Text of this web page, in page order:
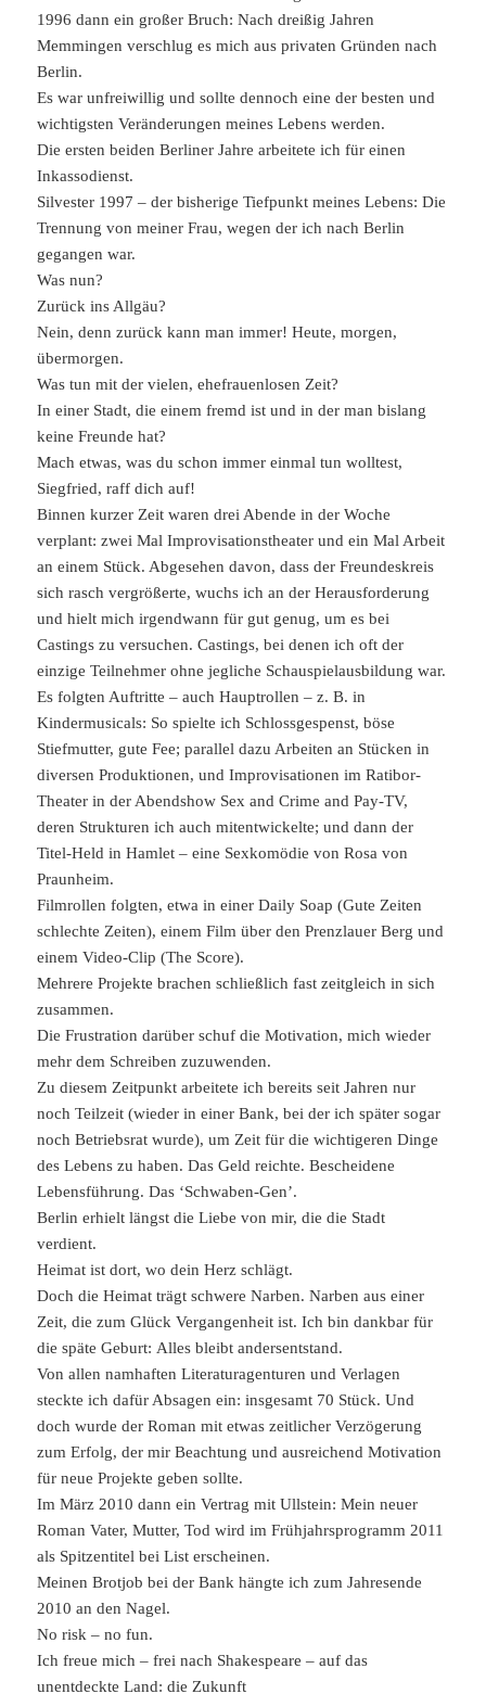
1996 dann ein großer Bruch: Nach dreißig Jahren
Memmingen verschlug es mich aus privaten Gründen nach
Berlin.
Es war unfreiwillig und sollte dennoch eine der besten und
wichtigsten Veränderungen meines Lebens werden.
Die ersten beiden Berliner Jahre arbeitete ich für einen
Inkassodienst.
Silvester 1997 – der bisherige Tiefpunkt meines Lebens: Die
Trennung von meiner Frau, wegen der ich nach Berlin
gegangen war.
Was nun?
Zurück ins Allgäu?
Nein, denn zurück kann man immer! Heute, morgen,
übermorgen.
Was tun mit der vielen, ehefrauenlosen Zeit?
In einer Stadt, die einem fremd ist und in der man bislang
keine Freunde hat?
Mach etwas, was du schon immer einmal tun wolltest,
Siegfried, raff dich auf!
Binnen kurzer Zeit waren drei Abende in der Woche
verplant: zwei Mal Improvisationstheater und ein Mal Arbeit
an einem Stück. Abgesehen davon, dass der Freundeskreis
sich rasch vergrößerte, wuchs ich an der Herausforderung
und hielt mich irgendwann für gut genug, um es bei
Castings zu versuchen. Castings, bei denen ich oft der
einzige Teilnehmer ohne jegliche Schauspielausbildung war.
Es folgten Auftritte – auch Hauptrollen – z. B. in
Kindermusicals: So spielte ich Schlossgespenst, böse
Stiefmutter, gute Fee; parallel dazu Arbeiten an Stücken in
diversen Produktionen, und Improvisationen im Ratibor-
Theater in der Abendshow Sex and Crime and Pay-TV,
deren Strukturen ich auch mitentwickelte; und dann der
Titel-Held in Hamlet – eine Sexkomödie von Rosa von
Praunheim.
Filmrollen folgten, etwa in einer Daily Soap (Gute Zeiten
schlechte Zeiten), einem Film über den Prenzlauer Berg und
einem Video-Clip (The Score).
Mehrere Projekte brachen schließlich fast zeitgleich in sich
zusammen.
Die Frustration darüber schuf die Motivation, mich wieder
mehr dem Schreiben zuzuwenden.
Zu diesem Zeitpunkt arbeitete ich bereits seit Jahren nur
noch Teilzeit (wieder in einer Bank, bei der ich später sogar
noch Betriebsrat wurde), um Zeit für die wichtigeren Dinge
des Lebens zu haben. Das Geld reichte. Bescheidene
Lebensführung. Das ‘Schwaben-Gen’.
Berlin erhielt längst die Liebe von mir, die die Stadt
verdient.
Heimat ist dort, wo dein Herz schlägt.
Doch die Heimat trägt schwere Narben. Narben aus einer
Zeit, die zum Glück Vergangenheit ist. Ich bin dankbar für
die späte Geburt: Alles bleibt andersentstand.
Von allen namhaften Literaturagenturen und Verlagen
steckte ich dafür Absagen ein: insgesamt 70 Stück. Und
doch wurde der Roman mit etwas zeitlicher Verzögerung
zum Erfolg, der mir Beachtung und ausreichend Motivation
für neue Projekte geben sollte.
Im März 2010 dann ein Vertrag mit Ullstein: Mein neuer
Roman Vater, Mutter, Tod wird im Frühjahrsprogramm 2011
als Spitzentitel bei List erscheinen.
Meinen Brotjob bei der Bank hängte ich zum Jahresende
2010 an den Nagel.
No risk – no fun.
Ich freue mich – frei nach Shakespeare – auf das
unentdeckte Land: die Zukunft